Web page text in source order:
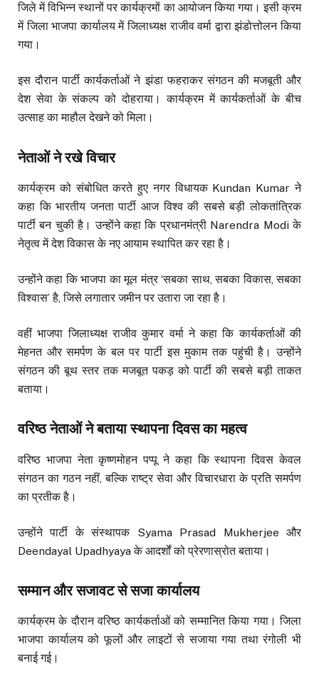
जिले में विभिन्न स्थानों पर कार्यक्रमों का आयोजन किया गया। इसी क्रम
में जिला भाजपा कार्यालय में जिलाध्यक्ष राजीव वर्मा द्वारा झंडोत्तोलन किया
गया।
इस दौरान पार्टी कार्यकर्ताओं ने झंडा फहराकर संगठन की मजबूती और
देश सेवा के संकल्प को दोहराया। कार्यक्रम में कार्यकर्ताओं के बीच
उत्साह का माहौल देखने को मिला।
नेताओं ने रखे विचार
कार्यक्रम को संबोधित करते हुए नगर विधायक Kundan Kumar ने
कहा कि भारतीय जनता पार्टी आज विश्व की सबसे बड़ी लोकतांत्रिक
पार्टी बन चुकी है। उन्होंने कहा कि प्रधानमंत्री Narendra Modi के
नेतृत्व में देश विकास के नए आयाम स्थापित कर रहा है।
उन्होंने कहा कि भाजपा का मूल मंत्र ‘सबका साथ, सबका विकास, सबका
विश्वास’ है, जिसे लगातार जमीन पर उतारा जा रहा है।
वहीं भाजपा जिलाध्यक्ष राजीव कुमार वर्मा ने कहा कि कार्यकर्ताओं की
मेहनत और समर्पण के बल पर पार्टी इस मुकाम तक पहुंची है। उन्होंने
संगठन की बूथ स्तर तक मजबूत पकड़ को पार्टी की सबसे बड़ी ताकत
बताया।
वरिष्ठ नेताओं ने बताया स्थापना दिवस का महत्व
वरिष्ठ भाजपा नेता कृष्णमोहन पप्पू ने कहा कि स्थापना दिवस केवल
संगठन का गठन नहीं, बल्कि राष्ट्र सेवा और विचारधारा के प्रति समर्पण
का प्रतीक है।
उन्होंने पार्टी के संस्थापक Syama Prasad Mukherjee और
Deendayal Upadhyaya के आदर्शों को प्रेरणास्रोत बताया।
सम्मान और सजावट से सजा कार्यालय
कार्यक्रम के दौरान वरिष्ठ कार्यकर्ताओं को सम्मानित किया गया। जिला
भाजपा कार्यालय को फूलों और लाइटों से सजाया गया तथा रंगोली भी
बनाई गई।